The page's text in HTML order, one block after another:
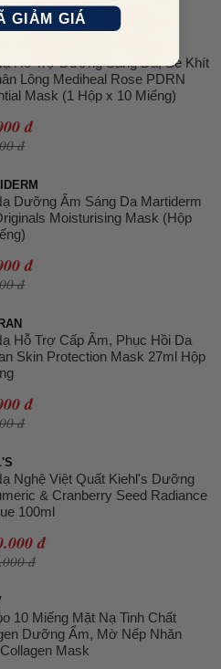
Hỗ Trợ Dưỡng Sáng Da, Se Khít
Lông Mediheal Rose PDRN
Mask (1 Hộp x 10 Miếng)
đ
đ
Dưỡng Ẩm Sáng Da Martiderm
Moisturising Mask (Hộp
đ
đ
Hỗ Trợ Cấp Ẩm, Phục Hồi Da
Skin Protection Mask 27ml Hộp
đ
đ
Nghệ Việt Quất Kiehl's Dưỡng
& Cranberry Seed Radiance
100ml
đ
đ
10 Miếng Mặt Nạ Tinh Chất
Dưỡng Ẩm, Mờ Nếp Nhăn
Mask
GIẢM GIÁ